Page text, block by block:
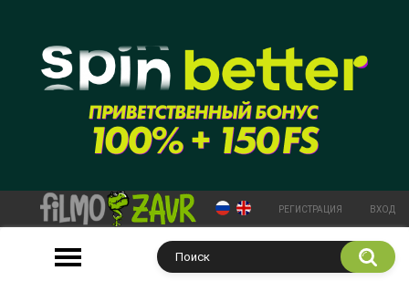
РЕГИСТРАЦИЯ ВХОД